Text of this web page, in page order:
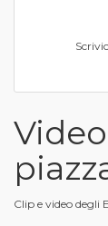
Clip e video degli